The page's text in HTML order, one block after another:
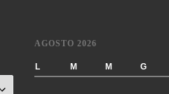
AGOSTO 2026
L M M G